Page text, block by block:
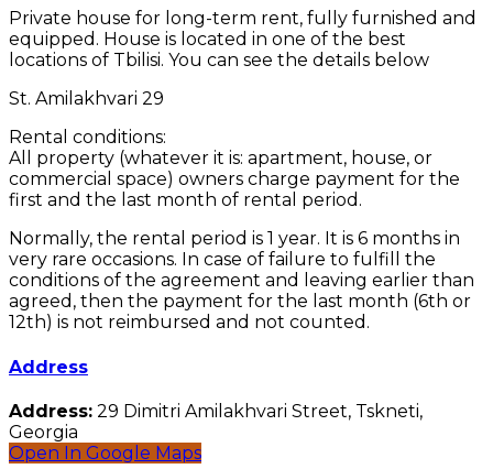
Private house for long-term rent, fully furnished and
equipped. House is located in one of the best
locations of Tbilisi. You can see the details below
St. Amilakhvari 29
Rental conditions:
All property (whatever it is: apartment, house, or
commercial space) owners charge payment for the
first and the last month of rental period.
Normally, the rental period is 1 year. It is 6 months in
very rare occasions. In case of failure to fulfill the
conditions of the agreement and leaving earlier than
agreed, then the payment for the last month (6th or
12th) is not reimbursed and not counted.
Address
Address: 29 Dimitri Amilakhvari Street, Tskneti,
Georgia
Open In Google Maps